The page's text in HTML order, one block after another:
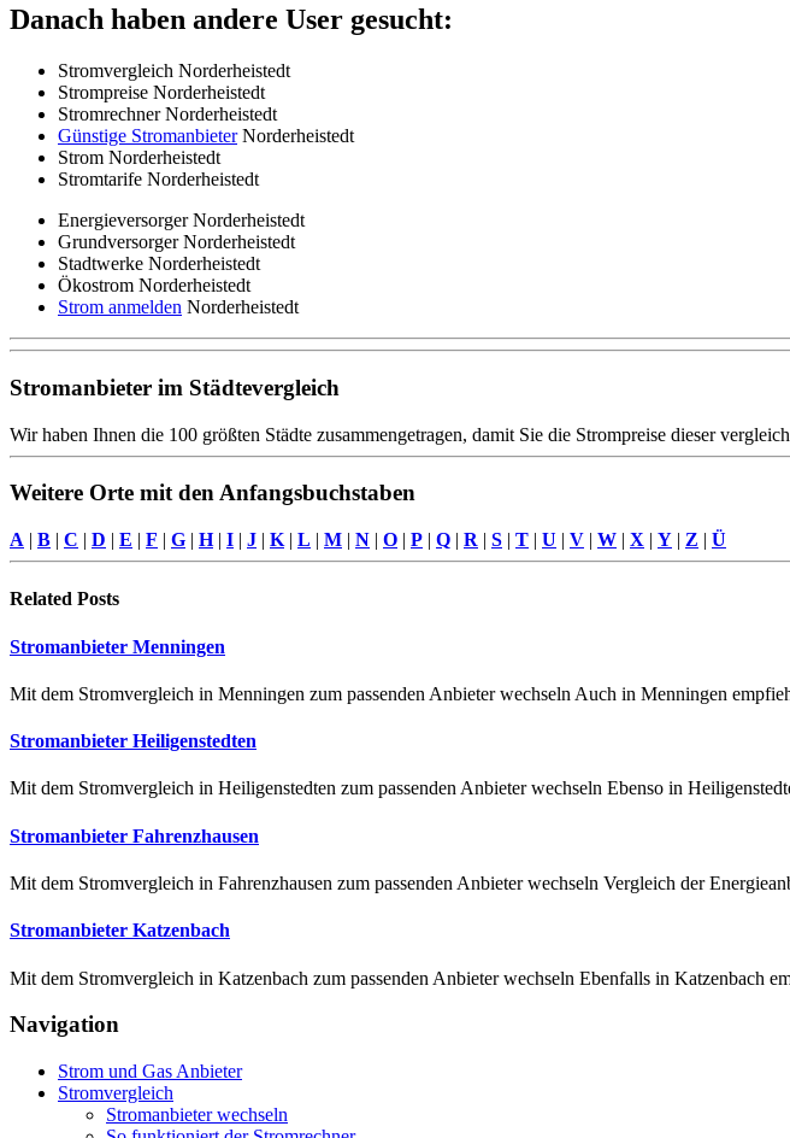
Danach haben andere User gesucht:
Stromvergleich Norderheistedt
Strompreise Norderheistedt
Stromrechner Norderheistedt
Günstige StromanbieterNorderheistedt
Strom Norderheistedt
Stromtarife Norderheistedt
Energieversorger Norderheistedt
Grundversorger Norderheistedt
Stadtwerke Norderheistedt
Ökostrom Norderheistedt
Strom anmelden Norderheistedt
Stromanbieter im Städtevergleich
Wir haben Ihnen die 100 größten Städte zusammengetragen, damit Sie die Strompreise dieser
Weitere Orte mit den Anfangsbuchstaben
A | B | C | D | E | F | G | H| I | J | K | L | M | N | O | P | Q | R | S | T | U | V | W | X | Y | Z | Ü
Related Posts
Stromanbieter Menningen
Mit dem Stromvergleich in Menningen zum passenden Anbieter wechseln Auch in Menningen
Stromanbieter Heiligenstedten
Mit dem Stromvergleich in Heiligenstedten zum passenden Anbieter wechseln Ebenso in
Stromanbieter Fahrenzhausen
Mit dem Stromvergleich in Fahrenzhausen zum passenden Anbieter wechseln Vergleich der
Stromanbieter Katzenbach
Mit dem Stromvergleich in Katzenbach zum passenden Anbieter wechseln Ebenfalls in Katzenbach
Navigation
Strom und Gas Anbieter
Stromvergleich
Stromanbieter wechseln